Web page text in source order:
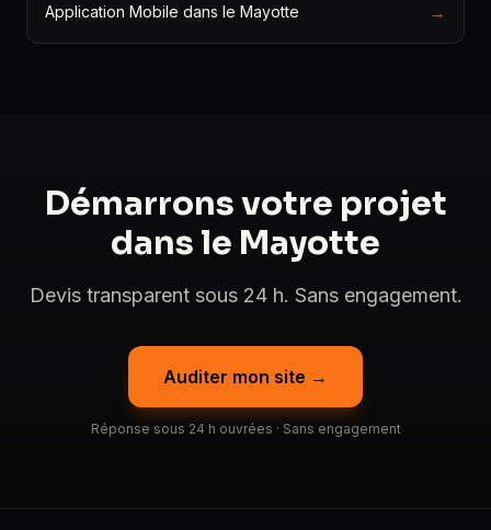
Application Mobile dans le Mayotte →
Démarrons votre projet
dans le Mayotte
Devis transparent sous 24 h. Sans engagement.
Auditer mon site →
Réponse sous 24 h ouvrées · Sans engagement